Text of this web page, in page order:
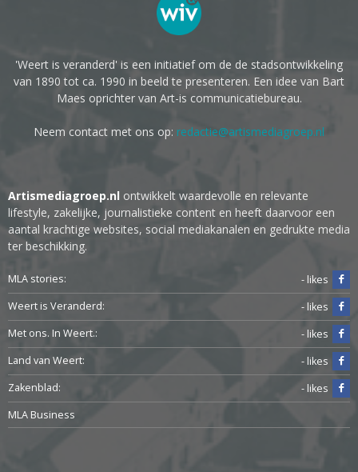
'Weert is veranderd' is een initiatief om de de stadsontwikkeling
van 1890 tot ca. 1990 in beeld te presenteren. Een idee van Bart
Maes oprichter van Art-is communicatiebureau.
Neem contact met ons op: redactie@artismediagroep.nl
Artismediagroep.nl ontwikkelt waardevolle en relevante
lifestyle, zakelijke, journalistieke content en heeft daarvoor een
aantal krachtige websites, social mediakanalen en gedrukte media
ter beschikking.
MLA stories:
- likes
Weert is Veranderd:
- likes
Met ons. In Weert.:
- likes
Land van Weert:
- likes
Zakenblad:
- likes
MLA Business